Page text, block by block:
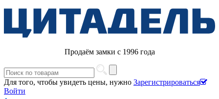
Продаём замки с 1996 года
Для того, чтобы увидеть цены, нужно Зарегистрироваться
Войти